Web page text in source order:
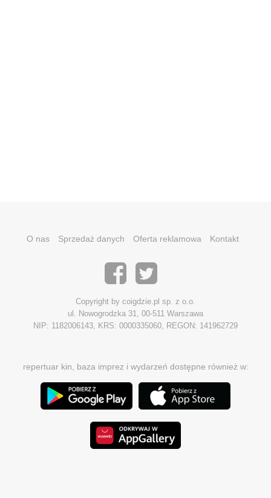
O nas Sprzedaż danych Oferta reklamowa Kontakt
Copyright by coigdzie.pl sp. z o.o.
ul. Nowogrodzka 31, 00-511 Warszawa
NIP: 1182006143, KRS: 0000335060, REGON: 141962729
repertuar kin, baza imprez i wydarzeń dostępne również w: